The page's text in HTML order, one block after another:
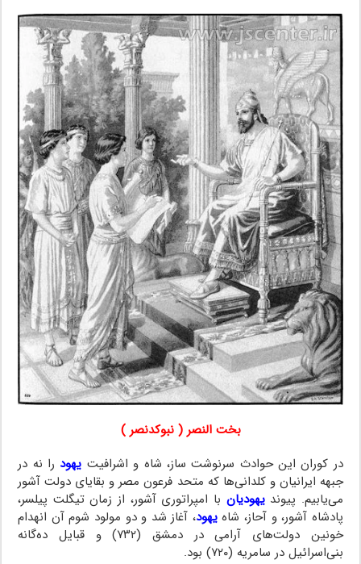
بخت النصر ( نبوکدنصر )
در کوران این حوادث سرنوشت ساز، شاه و اشرافیت یهود را نه در
جبهه ایرانیان و کلدانی‌ها که متحد فرعون مصر و بقایای دولت آشور
می‌یابیم. پیوندیهودیان با امپراتوری آشور، از زمان تیگلت پیلسر،
پادشاه آشور، و آحاز، شاهیهود، آغاز شد و دو مولود شوم آن انهدام
خونین دولت‌های آرامی در دمشق (۷۳۲) و قبایل ده‌گانه
بنی‌اسرائیل در سامریه (۷۲۰) بود.